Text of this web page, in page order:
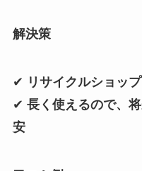
解決策
✔ リサイクルショッ
✔ 長く使えるので、
安